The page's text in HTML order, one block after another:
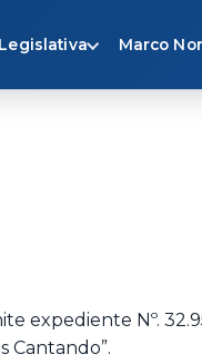
Marco
expediente Nº.
Cantando”.